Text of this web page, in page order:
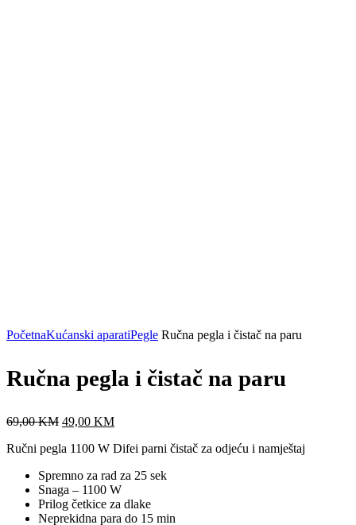
PočetnaKućanski aparatiPegle Ručna pegla i čistač na paru
Ručna pegla i čistač na paru
69,00KM Original
was:
49,00 KMCurrent
is:
Ručni pegla 1100 W Difei parni čistač za odjeću i namještaj
Spremno za rad za 25 sek
Snaga – 1100 W
Prilog četkice za dlake
Neprekidna para do 15 min